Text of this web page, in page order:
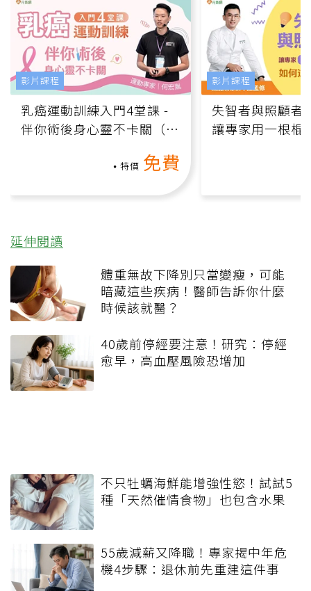
乳癌運動訓練入門4堂課 -
伴你術後身心靈不卡關（線
特價 免費
影片課程
失智者與照顧者
讓專家用一根棍
影片課程
延伸閱讀
體重無故下降別只當變瘦，可能
暗藏這些疾病！醫師告訴你什麼
時候該就醫？
40歲前停經要注意！研究：停經
愈早，高血壓風險恐增加
不只牡蠣海鮮能增強性慾！試試5
種「天然催情食物」也包含水果
55歲減薪又降職！專家揭中年危
機4步驟：退休前先重建這件事